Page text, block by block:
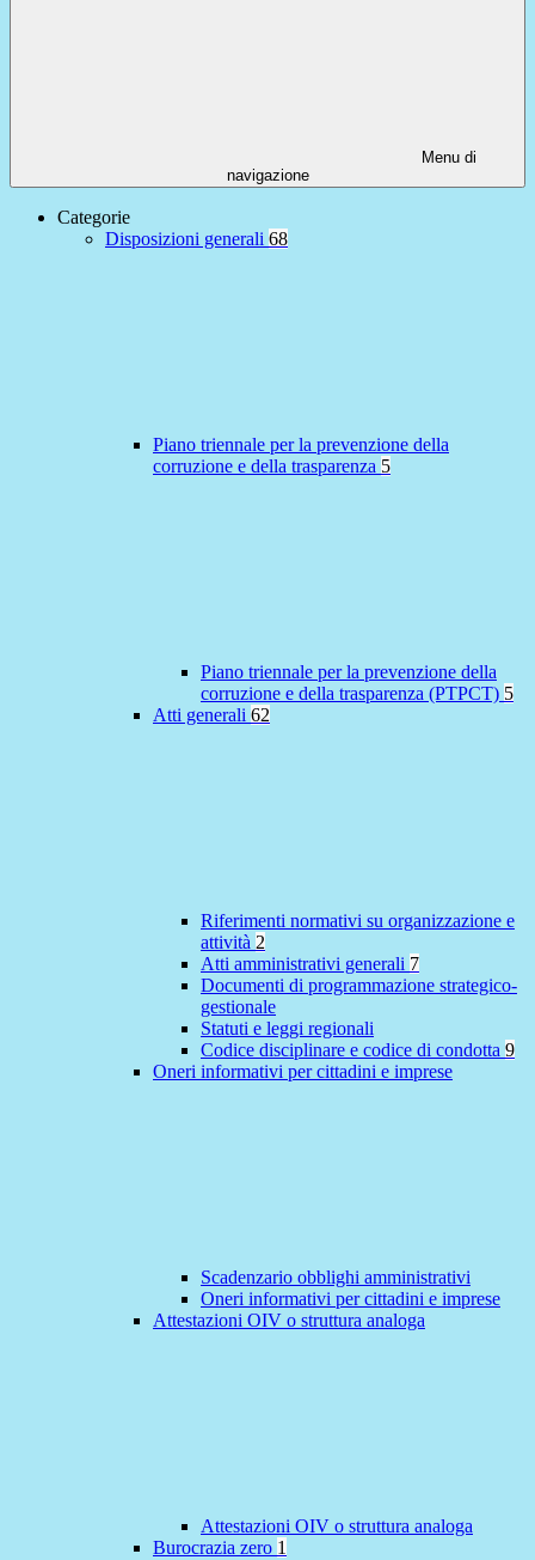
Menu di
navigazione
Categorie
Disposizioni generali 68
Piano triennale per la prevenzione della
corruzione e della trasparenza 5
Piano triennale per la prevenzione della
corruzione e della trasparenza (PTPCT) 5
Atti generali 62
Riferimenti normativi su organizzazione e
attività 2
Atti amministrativi generali 7
Documenti di programmazione strategico-
gestionale
Statuti e leggi regionali
Codice disciplinare e codice di condotta 9
Oneri informativi per cittadini e imprese
Scadenzario obblighi amministrativi
Oneri informativi per cittadini e imprese
Attestazioni OIV o struttura analoga
Attestazioni OIV o struttura analoga
Burocrazia zero 1